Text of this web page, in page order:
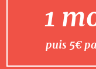
1
puis 5€